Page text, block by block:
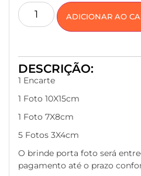
ADICIONAR AO
DESCRIÇÃO:
1 Encarte
1 Foto 10X15cm
1 Foto 7X8cm
5 Fotos 3X4cm
O brinde porta foto será
pagamento até o prazo